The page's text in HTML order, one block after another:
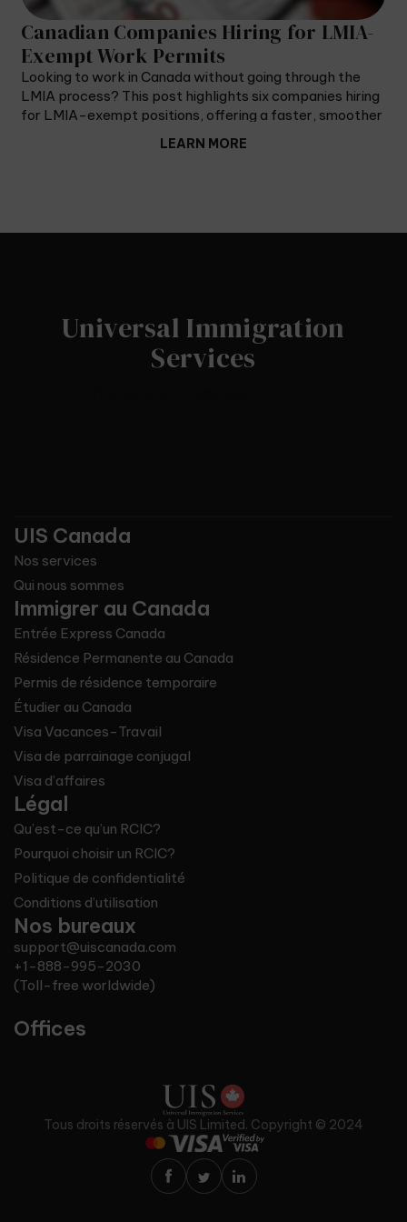
Canadian Companies Hiring for LMIA-
Exempt Work Permits
Looking to work in Canada without going through the
LMIA process? This post highlights six companies hiring
for LMIA-exempt positions, offering a faster, smoother
path for foreign workers to start their careers in
LEARN MORE
Universal Immigration
Services
UIS Canada
Nos services
Qui nous sommes
Immigrer au Canada
Entrée Express Canada
Résidence Permanente au Canada
Permis de résidence temporaire
Étudier au Canada
Visa Vacances-Travail
Visa de parrainage conjugal
Visa d’affaires
Légal
Qu’est-ce qu’un RCIC?
Pourquoi choisir un RCIC?
Politique de confidentialité
Conditions d’utilisation
Nos bureaux
support@uiscanada.com
+1-888-995-2030
(Toll-free worldwide)
Offices
Tous droits réservés à UIS Limited. Copyright © 2024